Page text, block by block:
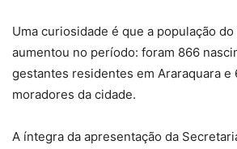
Uma curiosidade é que a população
aumentou no período: foram 866
gestantes residentes em Araraquara e
moradores da cidade.
A íntegra da apresentação da